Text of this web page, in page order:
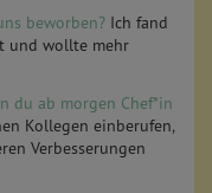
beworben? Ich fand
und wollte mehr
du ab morgen Chef*in
Kollegen einberufen,
Verbesserungen